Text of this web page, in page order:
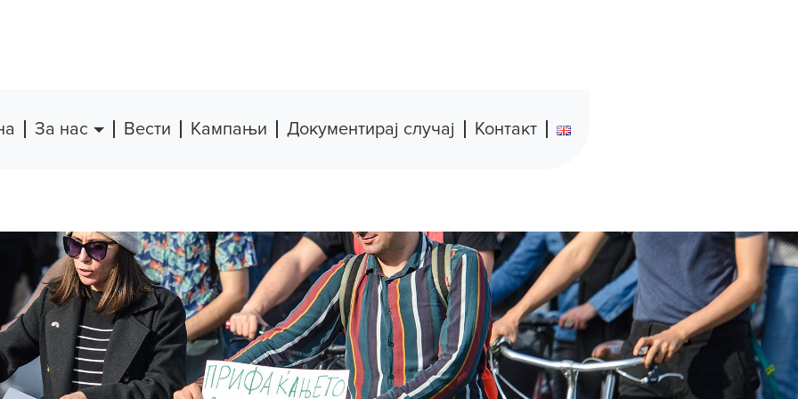
За нас Вести Кампањи Документирај случај Контакт